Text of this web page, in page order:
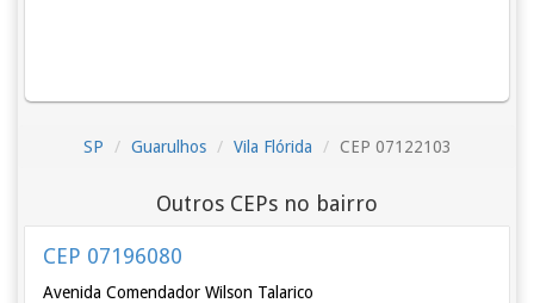
SP Guarulhos Vila Flórida CEP 07122103
Outros CEPs no bairro
CEP 07196080
Avenida Comendador Wilson Talarico